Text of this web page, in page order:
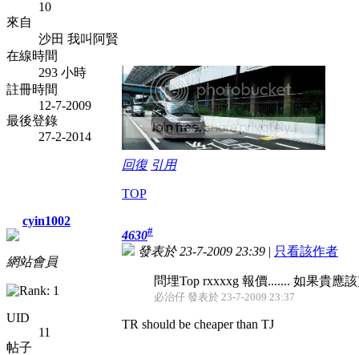
10
來自
沙田 我叫阿賢
在線時間
293 小時
註冊時間
12-7-2009
最後登錄
27-2-2014
回復 引用
TOP
cyin1002
網站會員
UID
11
帖子
4630#
發表於 23-7-2009 23:39 | 只看該作者
問埋Top rxxxxg 報價....... 如果貴應該
必治仔 發表於 23-7-2009 23:37
TR should be cheaper than TJ